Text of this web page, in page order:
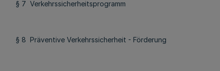
§ 7 Verkehrssicherheitsprogramm
§ 8 Präventive Verkehrssicherheit - Förderung